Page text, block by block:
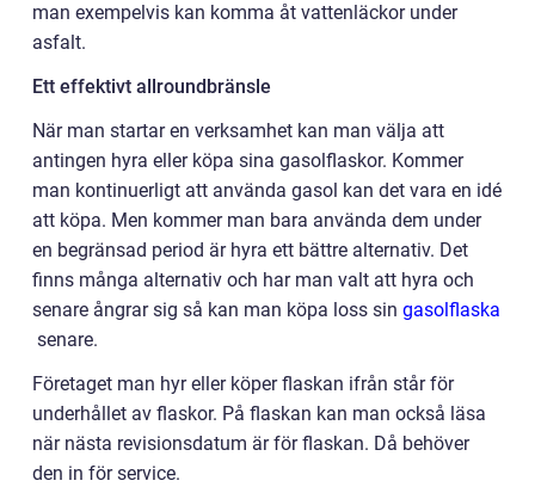
man exempelvis kan komma åt vattenläckor under
asfalt.
Ett effektivt allroundbränsle
När man startar en verksamhet kan man välja att
antingen hyra eller köpa sina gasolflaskor. Kommer
man kontinuerligt att använda gasol kan det vara en idé
att köpa. Men kommer man bara använda dem under
en begränsad period är hyra ett bättre alternativ. Det
finns många alternativ och har man valt att hyra och
senare ångrar sig så kan man köpa loss sin gasolflaska
senare.
Företaget man hyr eller köper flaskan ifrån står för
underhållet av flaskor. På flaskan kan man också läsa
när nästa revisionsdatum är för flaskan. Då behöver
den in för service.